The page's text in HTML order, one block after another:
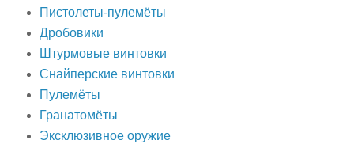
Пистолеты-пулемёты
Дробовики
Штурмовые винтовки
Снайперские винтовки
Пулемёты
Гранатомёты
Эксклюзивное оружие